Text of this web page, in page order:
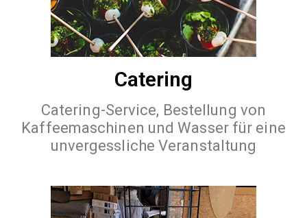
Catering
Catering-Service, Bestellung von
Kaffeemaschinen und Wasser für eine
unvergessliche Veranstaltung